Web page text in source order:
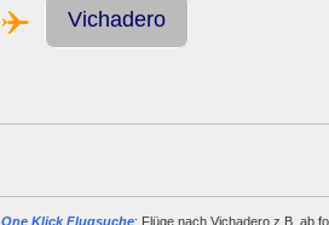
Vichadero
One Klick Flugsuche: Flüge nach Vichadero z.B. ab